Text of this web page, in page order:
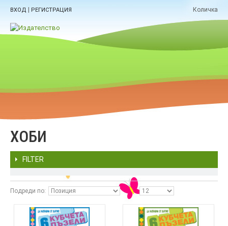
ВХОД | РЕГИСТРАЦИЯ Количка
ХОБИ
FILTER
Подреди по